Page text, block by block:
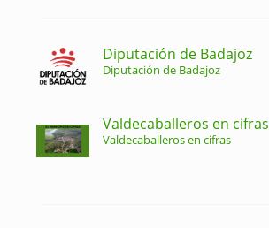
Diputación de Badajoz
Diputación de Badajoz
Valdecaballeros en cifras
Valdecaballeros en cifras